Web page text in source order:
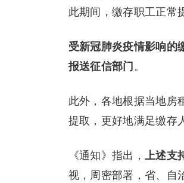
此期间，缴存职工正常
受新冠肺炎疫情影响的
报送征信部门 。
此外，各地根据当地房
提取，更好地满足缴存
《通知》指出， 上述支
视，周密部署，省、自